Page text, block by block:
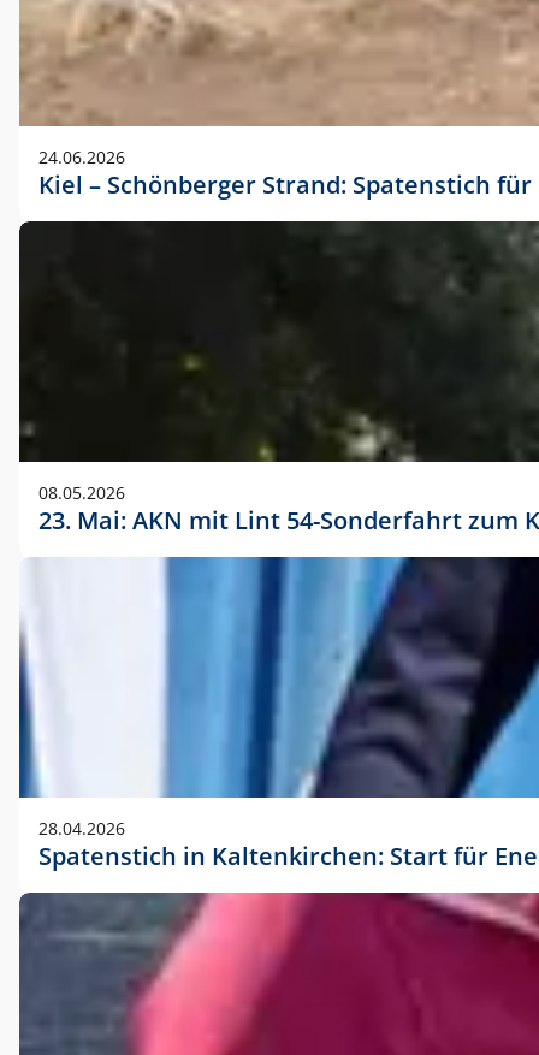
24.06.2026
Kiel – Schönberger Strand: Spatenstich
08.05.2026
23. Mai: AKN mit Lint 54-Sonderfahrt
28.04.2026
Spatenstich in Kaltenkirchen: Start für